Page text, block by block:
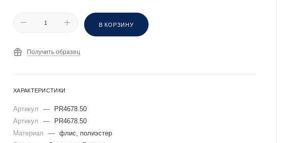
В КОРЗИНУ
Получить образец
ХАРАКТЕРИСТИКИ
Артикул —
PR4678.50
Артикул
—
PR4678.50
Материал
— флис, полиэстер